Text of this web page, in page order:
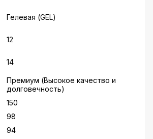
Гелевая (GEL)
12
14
Премиум (Высокое качество и
долговечность)
150
98
94